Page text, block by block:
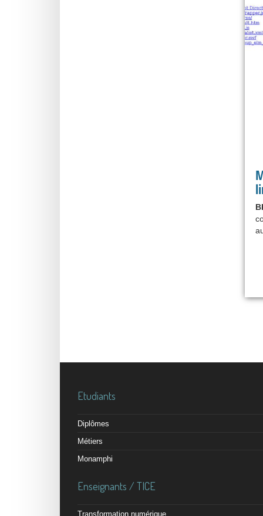
Etudiants
Diplômes
Métiers
Monamphi
Enseignants / TICE
Transformation numérique